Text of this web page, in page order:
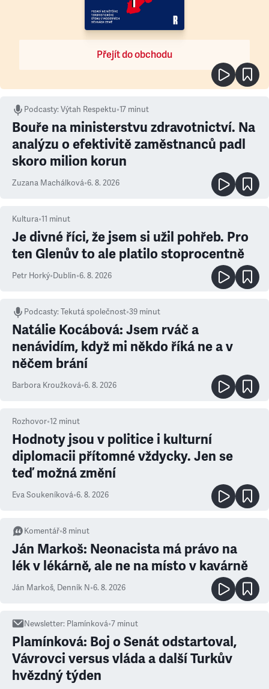
Přejít do obchodu
Podcasty:Výtah Respektu•17 minut
Bouře na ministerstvu zdravotnictví. Na
analýzu o efektivitě zaměstnanců padl
skoro milion korun
Zuzana Machálková•6. 8. 2026
Kultura•11 minut
Je divné říci, že jsem si užil pohřeb. Pro
ten Glenův to ale platilo stoprocentně
Petr Horký•Dublin•6. 8. 2026
Podcasty:Tekutá společnost•39 minut
Natálie Kocábová: Jsem rváč a
nenávidím, když mi někdo říká ne a v
něčem brání
Barbora Kroužková•6. 8. 2026
Rozhovor•12 minut
Hodnoty jsou v politice i kulturní
diplomacii přítomné vždycky. Jen se
teď možná změní
Eva Soukeníková•6. 8. 2026
Komentář•8 minut
Ján Markoš: Neonacista má právo na
lék v lékárně, ale ne na místo v kavárně
Ján Markoš, Denník N•6. 8. 2026
Newsletter: Plamínková•7 minut
Plamínková: Boj o Senát odstartoval,
Vávrovci versus vláda a další Turkův
hvězdný týden